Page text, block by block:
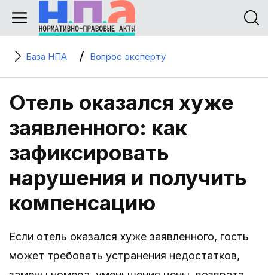
База НПА Вопрос эксперту
Отель оказался хуже
заявленного: как
зафиксировать
нарушения и получить
компенсацию
Если отель оказался хуже заявленного, гость
может требовать устранения недостатков,